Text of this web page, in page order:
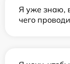
Я уже знаю,
чего